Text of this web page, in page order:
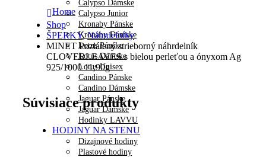
Calypso Dámske
Calypso Junior
Kronaby Pánske
Kronaby Dámske
Lotus Pánske
Lotus Dámske
Lotus Unisex
Candino Pánske
Candino Dámske
Jaguar Pánske
Jaguar Dámske
Hodinky LAVVU
HODINY NA STENU
Dizajnové hodiny
Plastové hodiny
Home
Shop
ŠPERKY,Náhrdelníky
MINET Pozlátený strieborný náhrdelník
CLOVERLEAVES s bielou perleťou a ónyxom Ag
925/1000 11,90g
Súvisiace produkty